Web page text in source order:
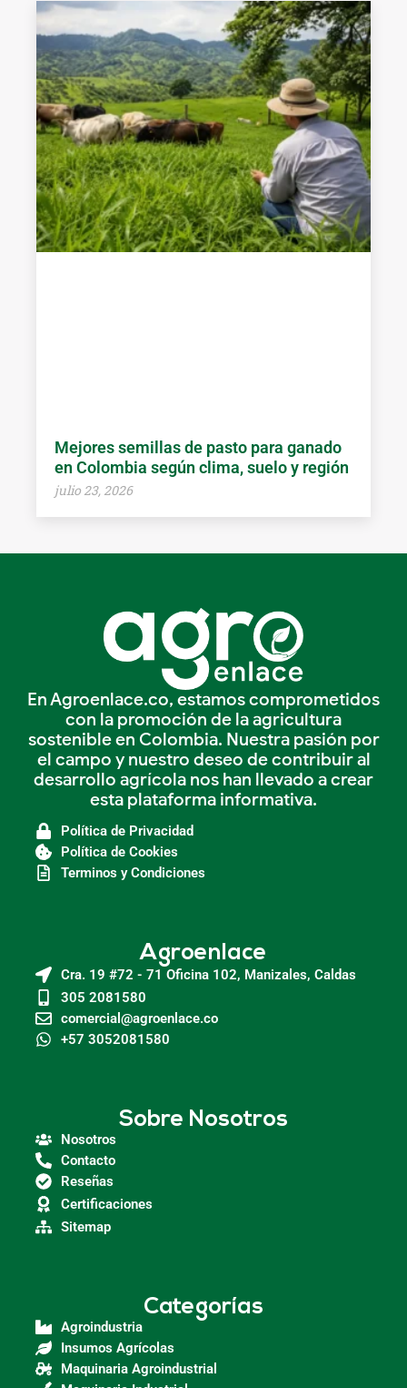
Mejores semillas de pasto para ganado
en Colombia según clima, suelo y región
julio 23, 2026
En Agroenlace.co, estamos comprometidos
con la promoción de la agricultura
sostenible en Colombia. Nuestra pasión por
el campo y nuestro deseo de contribuir al
desarrollo agrícola nos han llevado a crear
esta plataforma informativa.
Política de Privacidad
Política de Cookies
Terminos y Condiciones
Agroenlace
Cra. 19 #72 - 71 Oficina 102, Manizales, Caldas
305 2081580
comercial@agroenlace.co
+57 3052081580
Sobre Nosotros
Nosotros
Contacto
Reseñas
Certificaciones
Sitemap
Categorías
Agroindustria
Insumos Agrícolas
Maquinaria Agroindustrial